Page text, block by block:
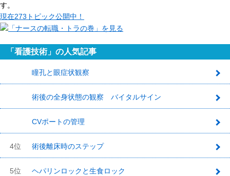
す。
現在273トピック公開中！
「看護技術」の人気記事
瞳孔と眼症状観察
術後の全身状態の観察 バイタルサイン
CVポートの管理
4位 術後離床時のステップ
5位 ヘパリンロックと生食ロック